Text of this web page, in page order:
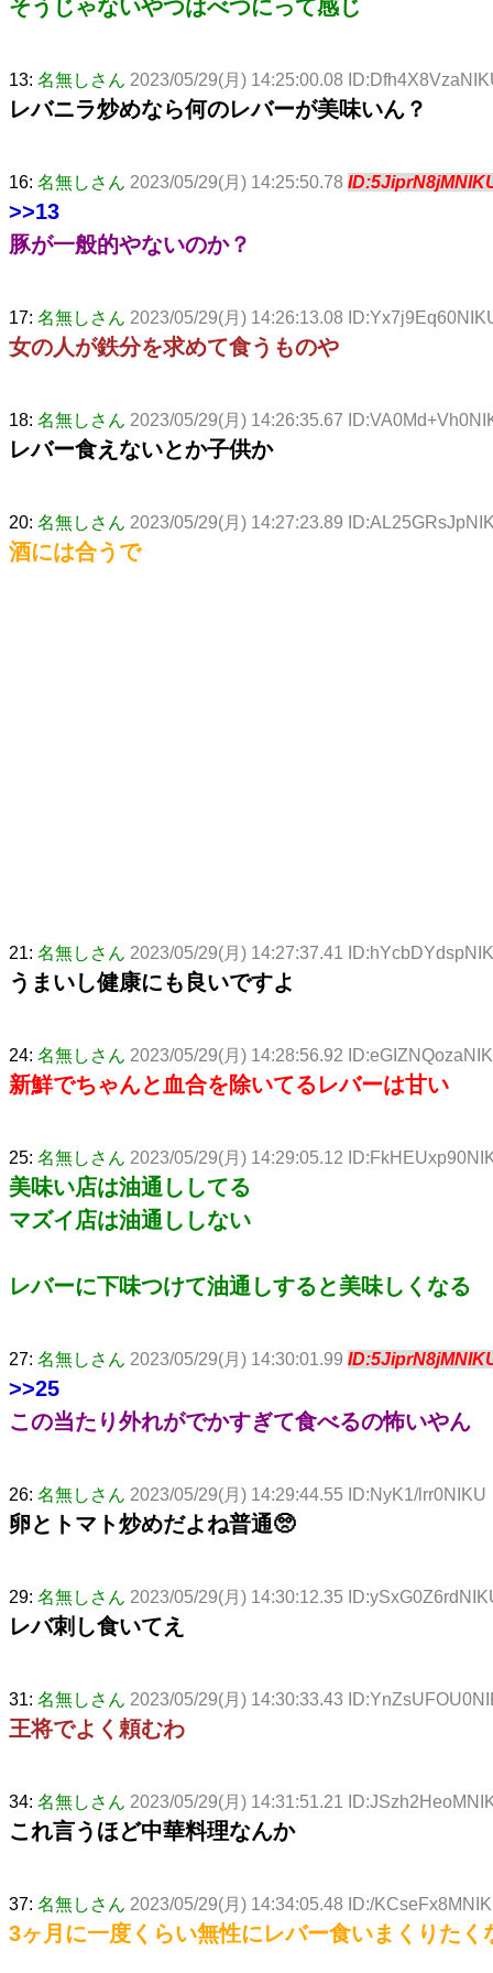
そうじゃないやつはべつにって感じ
13: 名無しさん 2023/05/29(月) 14:25:00.08
レバニラ炒めなら何のレバーが美味いん？
16: 名無しさん 2023/05/29(月) 14:25:50.78
>>13
豚が一般的やないのか？
17: 名無しさん 2023/05/29(月) 14:26:13.08
女の人が鉄分を求めて食うものや
18: 名無しさん 2023/05/29(月) 14:26:35.67
レバー食えないとか子供か
20: 名無しさん 2023/05/29(月) 14:27:23.89
酒には合うで
21: 名無しさん 2023/05/29(月) 14:27:37.41
うまいし健康にも良いですよ
24: 名無しさん 2023/05/29(月) 14:28:56.92
新鮮でちゃんと血合を除いてるレバーは甘い
25: 名無しさん 2023/05/29(月) 14:29:05.12
美味い店は油通ししてる
マズイ店は油通ししない
レバーに下味つけて油通しすると美味しくなる
27: 名無しさん 2023/05/29(月) 14:30:01.99
>>25
この当たり外れがでかすぎて食べるの怖いやん
26: 名無しさん 2023/05/29(月) 14:29:44.55 ID:NyK1/lrr0NIKU
卵とトマト炒めだよね普通🥺
29: 名無しさん 2023/05/29(月) 14:30:12.35
レバ刺し食いてえ
31: 名無しさん 2023/05/29(月) 14:30:33.43
王将でよく頼むわ
34: 名無しさん 2023/05/29(月) 14:31:51.21
これ言うほど中華料理なんか
37: 名無しさん 2023/05/29(月) 14:34:05.48 ID:/
3ヶ月に一度くらい無性にレバー食いまくりたく